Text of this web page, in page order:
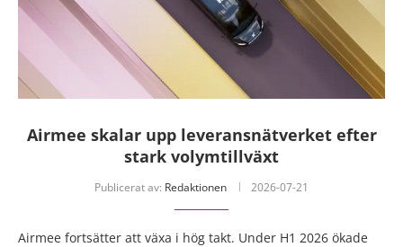
Airmee skalar upp leveransnätverket efter
stark volymtillväxt
Publicerat av: Redaktionen 2026-07-21
Airmee fortsätter att växa i hög takt. Under H1 2026 ökade